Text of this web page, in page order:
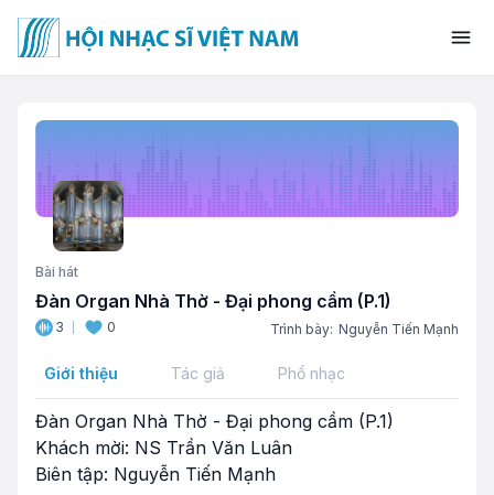
Bài hát
Đàn Organ Nhà Thờ - Đại phong cầm (P.1)
3 0 Trình bày: Nguyễn Tiến Mạnh
Giới thiệu Tác giả Phổ nhạc
Đàn Organ Nhà Thờ - Đại phong cầm (P.1)
Khách mời: NS Trần Văn Luân
Biên tập: Nguyễn Tiến Mạnh